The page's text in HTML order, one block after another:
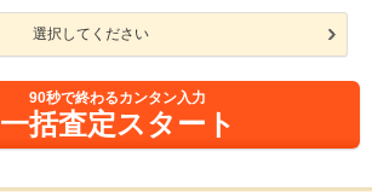
選択してください
90秒で終わるカンタン入力
一括査定スタート